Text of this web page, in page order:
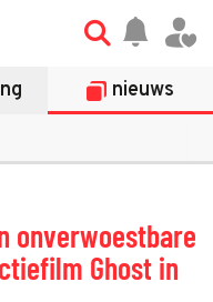
nieuws
onverwoestbare
Ghost in